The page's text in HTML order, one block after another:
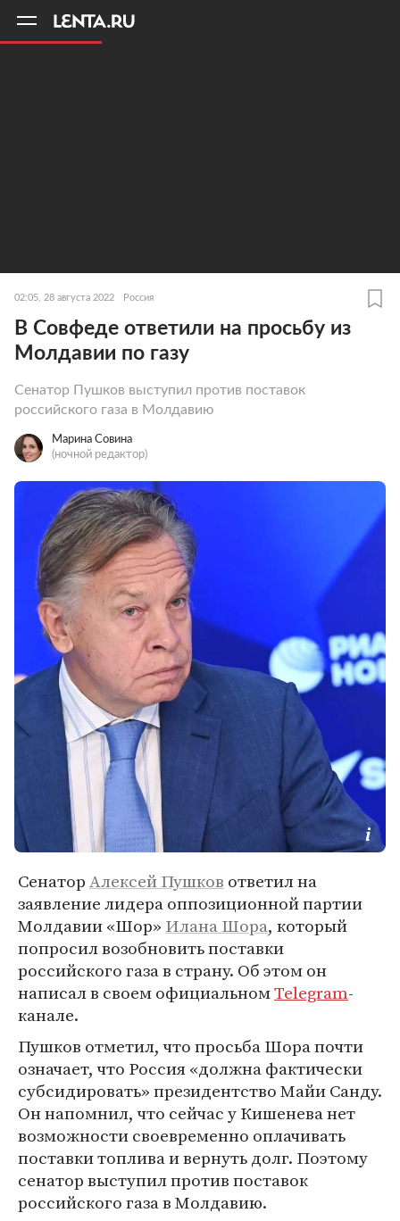
02:05, 28 августа 2022 Россия
В Совфеде ответили на просьбу из
Молдавии по газу
Сенатор Пушков выступил против поставок
российского газа в Молдавию
Марина Совина
(ночной редактор)
СенаторАлексей Пушков ответил на
заявление лидера оппозиционной партии
Молдавии «Шор» Илана Шора, который
попросил возобновить поставки
российского газа в страну. Об этом он
написал в своем официальномTelegram-
канале.
Пушков отметил, что просьба Шора почти
означает, что Россия «должна фактически
субсидировать» президентство Майи Санду.
Он напомнил, что сейчас у Кишенева нет
возможности своевременно оплачивать
поставки топлива и вернуть долг. Поэтому
сенатор выступил против поставок
российского газа в Молдавию.